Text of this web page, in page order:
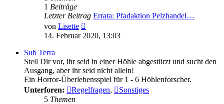
1 Beiträge
Letzter Beitrag Errata: Pfadaktion Pelzhandel…
von Lisette
Beitrag
14. Februar 2020, 13:03
Sub Terra
Stell Dir vor, ihr seid in einer Höhle abgestürzt und sucht den
Ausgang, aber ihr seid nicht allein!
Ein Horror-Überlebensspiel für 1 - 6 Höhlenforscher.
Unterforen:
Regelfragen,
Sonstiges
5 Themen